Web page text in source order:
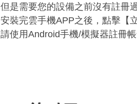
但是需要您的設備之前沒有註冊
安裝完雲手機APP之後，點擊【
請使用Android手機/模擬器註冊